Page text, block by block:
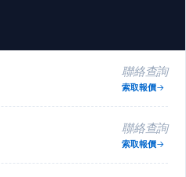
聯絡查詢
索取報價
聯絡查詢
索取報價